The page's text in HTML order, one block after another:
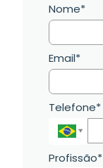
Nome*
Email*
Telefone*
Profissão*